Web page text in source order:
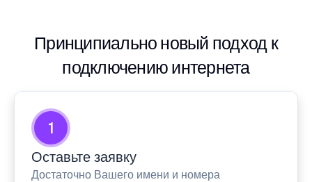
Принципиально новый подход к
подключению интернета
1
Оставьте заявку
Достаточно Вашего имени и номера